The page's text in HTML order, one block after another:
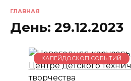
ГЛАВНАЯ
День: 29.12.2023
КАЛЕЙДОСКОП СОБЫТИЙ